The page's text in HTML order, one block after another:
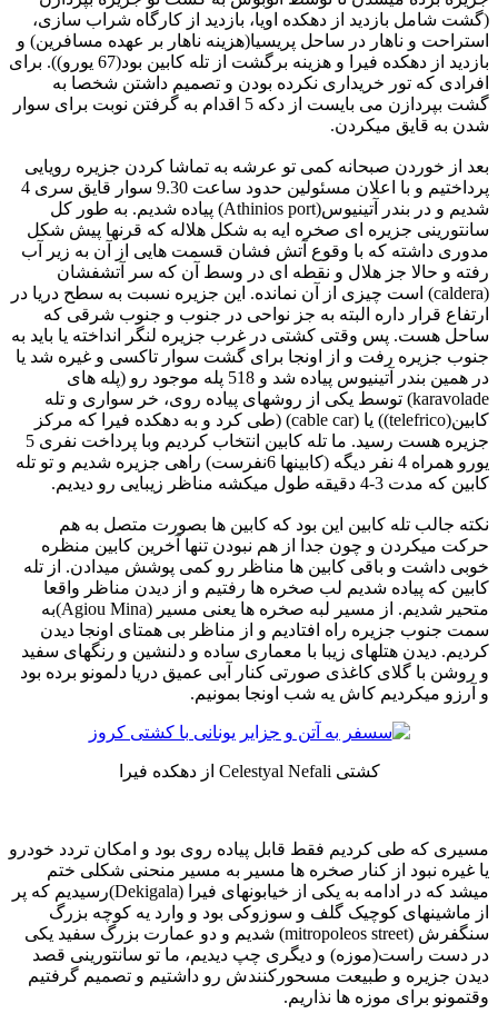
(گشت شامل بازدید از دهکده اویا، بازدید از کارگاه شراب سازی،
استراحت و ناهار در ساحل پریسیا(هزینه ناهار بر عهده مسافرین) و
بازدید از دهکده فیرا و هزینه برگشت از تله کابین بود(67 یورو)). برای
افرادی که تور خریداری نکرده بودن و تصمیم داشتن شخصا به
گشت بپردازن می بایست از دکه 5 اقدام به گرفتن نوبت برای سوار
شدن به قایق میکردن.
بعد از خوردن صبحانه کمی تو عرشه به تماشا کردن جزیره رویایی
پرداختیم و با اعلان مسئولین حدود ساعت 9.30 سوار قایق سری 4
شدیم و در بندر آتینیوس(Athinios port) پیاده شدیم. به طور کل
سانتورینی جزیره ای صخره ایه به شکل هلاله که قرنها پیش شکل
مدوری داشته که با وقوع آتش فشان قسمت هایی از آن به زیر آب
رفته و حالا جز هلال و نقطه ای در وسط آن که سر آتشفشان
(caldera) است چیزی از آن نمانده. این جزیره نسبت به سطح دریا در
ارتفاع قرار داره البته به جز نواحی در جنوب و جنوب شرقی که
ساحل هست. پس وقتی کشتی در غرب جزیره لنگر انداخته یا باید به
جنوب جزیره رفت و از اونجا برای گشت سوار تاکسی و غیره شد یا
در همین بندر آتینیوس پیاده شد و 518 پله موجود رو (پله های
karavolade) توسط یکی از روشهای پیاده روی، خر سواری و تله
کابین(telefrico)) یا (cable car) (طی کرد و به دهکده فیرا که مرکز
جزیره هست رسید. ما تله کابین انتخاب کردیم وبا پرداخت نفری 5
یورو همراه 4 نفر دیگه (کابینها 6نفرست) راهی جزیره شدیم و تو تله
کابین که مدت 3-4 دقیقه طول میکشه مناظر زیبایی رو دیدیم.
نکته جالب تله کابین این بود که کابین ها بصورت متصل به هم
حرکت میکردن و چون جدا از هم نبودن تنها آخرین کابین منظره
خوبی داشت و باقی کابین ها مناظر رو کمی پوشش میدادن. از تله
کابین که پیاده شدیم لب صخره ها رفتیم و از دیدن مناظر واقعا
متحیر شدیم. از مسیر لبه صخره ها یعنی مسیر (Agiou Mina)به
سمت جنوب جزیره راه افتادیم و از مناظر بی همتای اونجا دیدن
کردیم. دیدن هتلهای زیبا با معماری ساده و دلنشین و رنگهای سفید
و روشن با گلای کاغذی صورتی کنار آبی عمیق دریا دلمونو برده بود
و آرزو میکردیم کاش یه شب اونجا بمونیم.
کشتی Celestyal Nefali از دهکده فیرا
مسیری که طی کردیم فقط قابل پیاده روی بود و امکان تردد خودرو
یا غیره نبود از کنار صخره ها مسیر به مسیر منحنی شکلی ختم
میشد که در ادامه به یکی از خیابونهای فیرا (Dekigala)رسیدیم که پر
از ماشینهای کوچیک گلف و سوزوکی بود و وارد یه کوچه بزرگ
سنگفرش (mitropoleos street) شدیم و دو عمارت بزرگ سفید یکی
در دست راست(موزه) و دیگری چپ دیدیم، ما تو سانتورینی قصد
دیدن جزیره و طبیعت مسحورکنندش رو داشتیم و تصمیم گرفتیم
وقتمونو برای موزه ها نذاریم.